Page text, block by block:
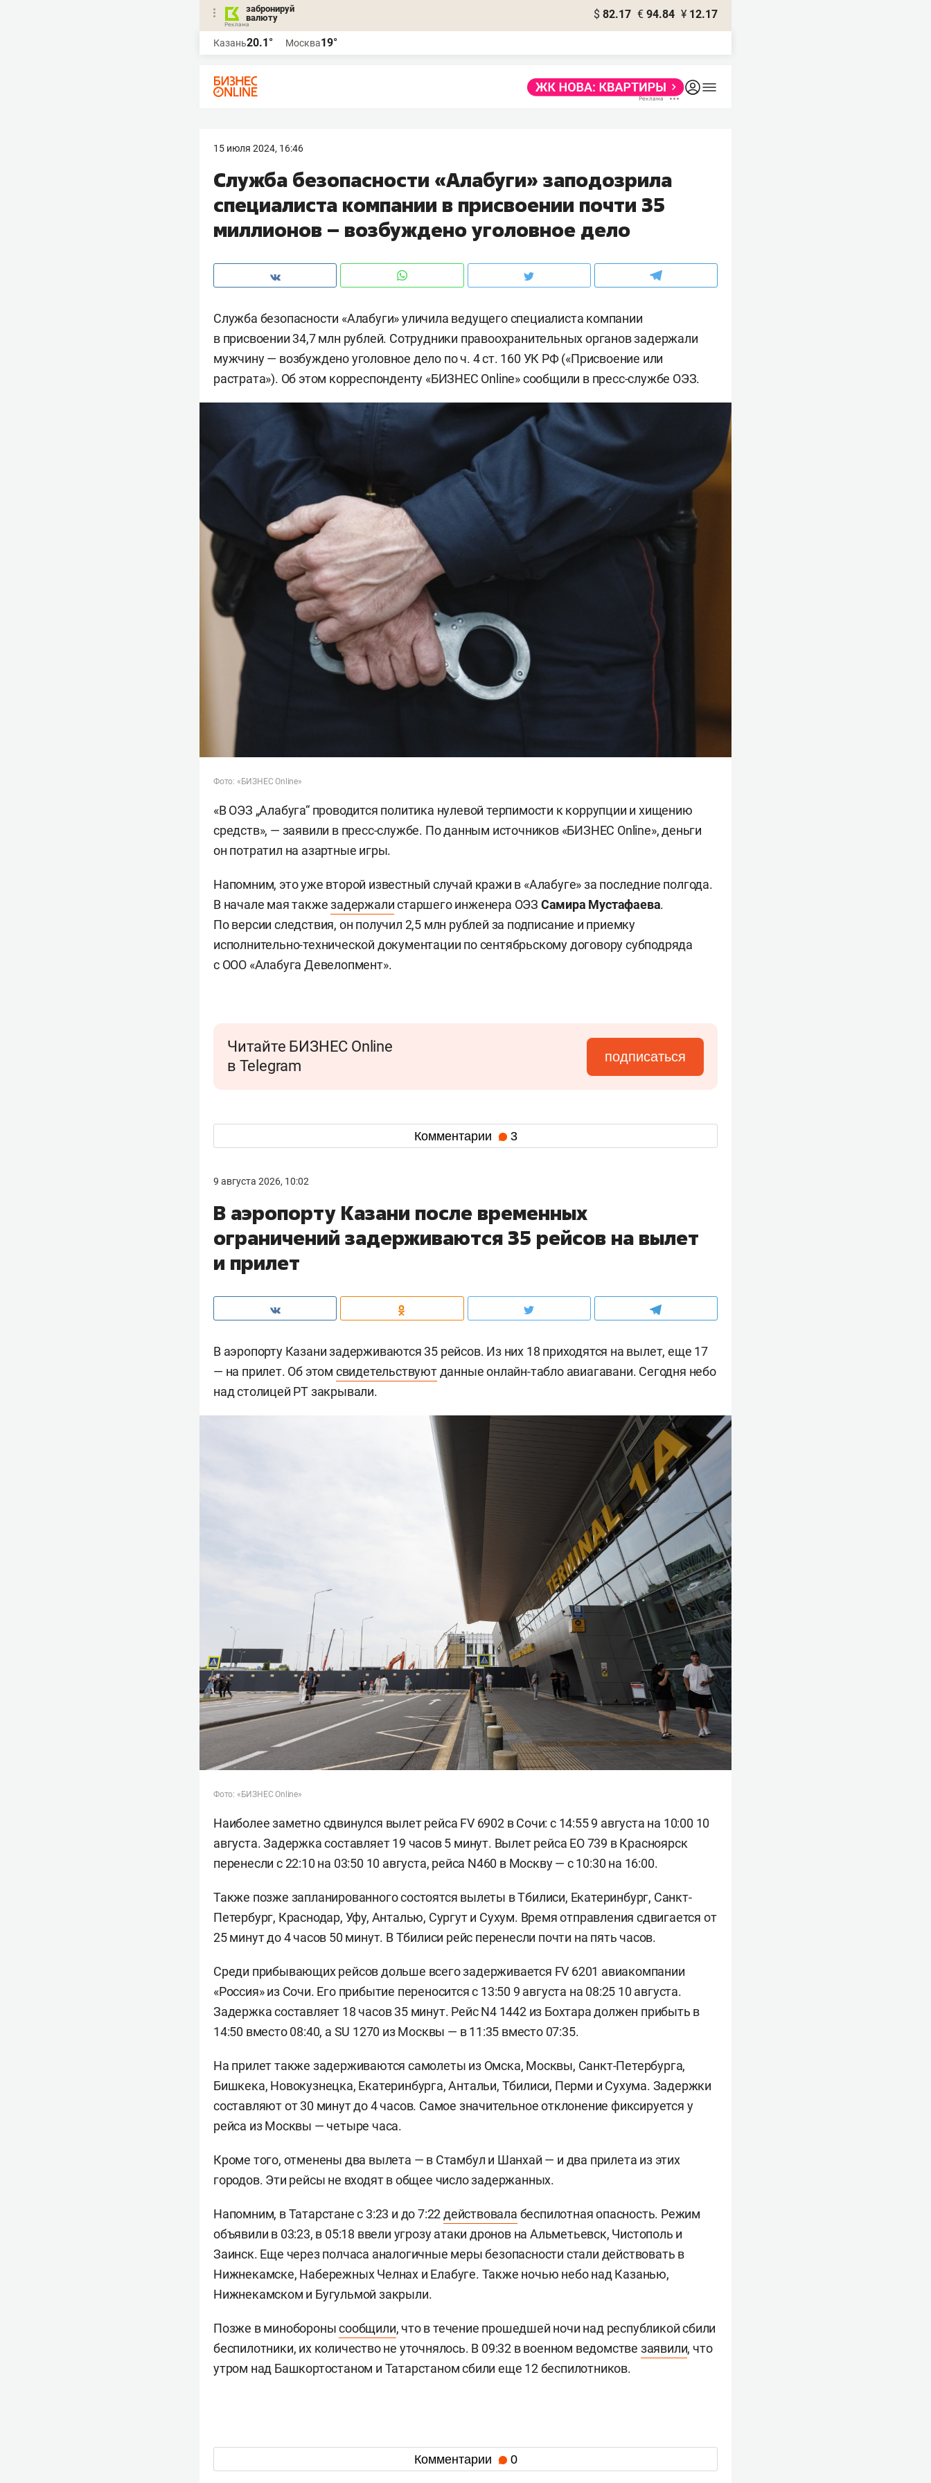
забронируй
валюту
$ 82.17 € 94.84 ¥ 12.17
Казань20.1° Москва19°
15 июля 2024, 16:46
Служба безопасности «Алабуги» заподозрила
специалиста компании в присвоении почти 35
миллионов – возбуждено уголовное дело
Служба безопасности «Алабуги» уличила ведущего специалиста компании
в присвоении 34,7 млн рублей. Сотрудники правоохранительных органов задержали
мужчину — возбуждено уголовное дело по ч. 4 ст. 160 УК РФ («Присвоение или
растрата»). Об этом корреспонденту «БИЗНЕС Online» сообщили в пресс-службе ОЭЗ.
Фото: «БИЗНЕС Online»
«В ОЭЗ „Алабуга“ проводится политика нулевой терпимости к коррупции и хищению
средств», — заявили в пресс-службе. По данным источников «БИЗНЕС Online», деньги
он потратил на азартные игры.
Напомним, это уже второй известный случай кражи в «Алабуге» за последние полгода.
В начале мая такжезадержалистаршего инженера ОЭЗ Самира Мустафаева.
По версии следствия, он получил 2,5 млн рублей за подписание и приемку
исполнительно-технической документации по сентябрьскому договору субподряда
с ООО «Алабуга Девелопмент».
Читайте БИЗНЕС Online
в Telegram
подписаться
Комментарии 3
9 августа 2026, 10:02
В аэропорту Казани после временных
ограничений задерживаются 35 рейсов на вылет
и прилет
В аэропорту Казани задерживаются 35 рейсов. Из них 18 приходятся на вылет, еще 17
— на прилет. Об этом свидетельствуютданные онлайн-табло авиагавани. Сегодня небо
над столицей РТ закрывали.
Фото: «БИЗНЕС Online»
Наиболее заметно сдвинулся вылет рейса FV 6902 в Сочи: с 14:55 9 августа на 10:00 10
августа. Задержка составляет 19 часов 5 минут. Вылет рейса EO 739 в Красноярск
перенесли с 22:10 на 03:50 10 августа, рейса N460 в Москву — с 10:30 на 16:00.
Также позже запланированного состоятся вылеты в Тбилиси, Екатеринбург, Санкт-
Петербург, Краснодар, Уфу, Анталью, Сургут и Сухум. Время отправления сдвигается от
25 минут до 4 часов 50 минут. В Тбилиси рейс перенесли почти на пять часов.
Среди прибывающих рейсов дольше всего задерживается FV 6201 авиакомпании
«Россия» из Сочи. Его прибытие переносится с 13:50 9 августа на 08:25 10 августа.
Задержка составляет 18 часов 35 минут. Рейс N4 1442 из Бохтара должен прибыть в
14:50 вместо 08:40, а SU 1270 из Москвы — в 11:35 вместо 07:35.
На прилет также задерживаются самолеты из Омска, Москвы, Санкт-Петербурга,
Бишкека, Новокузнецка, Екатеринбурга, Антальи, Тбилиси, Перми и Сухума. Задержки
составляют от 30 минут до 4 часов. Самое значительное отклонение фиксируется у
рейса из Москвы — четыре часа.
Кроме того, отменены два вылета — в Стамбул и Шанхай — и два прилета из этих
городов. Эти рейсы не входят в общее число задержанных.
Напомним, в Татарстане с 3:23 и до 7:22действовала беспилотная опасность. Режим
объявили в 03:23, в 05:18 ввели угрозу атаки дронов на Альметьевск, Чистополь и
Заинск. Еще через полчаса аналогичные меры безопасности стали действовать в
Нижнекамске, Набережных Челнах и Елабуге. Также ночью небо над Казанью,
Нижнекамском и Бугульмой закрыли.
Позже в миноборонысообщили, что в течение прошедшей ночи над республикой сбили
беспилотники, их количество не уточнялось. В 09:32 в военном ведомстве заявили, что
утром над Башкортостаном и Татарстаном сбили еще 12 беспилотников.
Комментарии 0